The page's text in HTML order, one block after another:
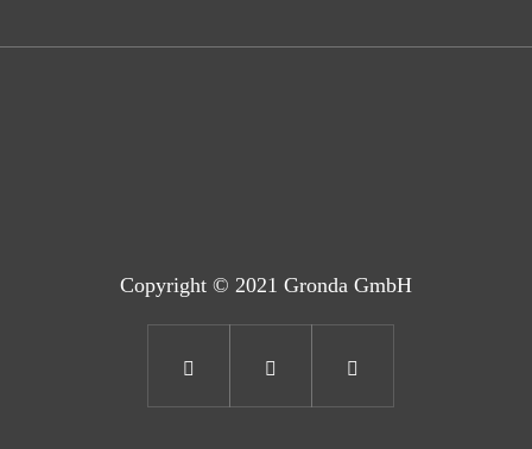
Copyright © 2021 Gronda GmbH